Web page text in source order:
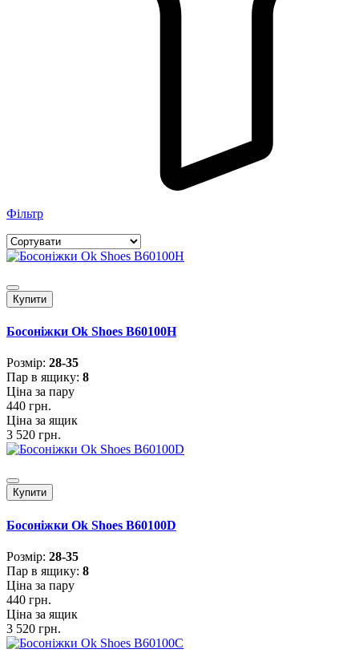
Фільтр
Купити
Босоніжки Ok Shoes B60100H
Розмiр: 28-35
Пар в ящику: 8
Ціна за пару
440 грн.
Ціна за ящик
3 520 грн.
Купити
Босоніжки Ok Shoes B60100D
Розмiр: 28-35
Пар в ящику: 8
Ціна за пару
440 грн.
Ціна за ящик
3 520 грн.